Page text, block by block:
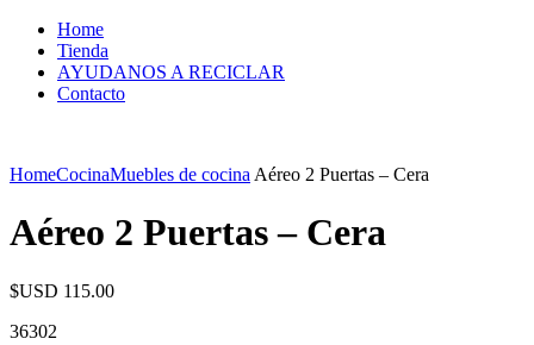
Home
Tienda
AYUDANOS A RECICLAR
Contacto
HomeCocinaMuebles de cocina Aéreo 2 Puertas – Cera
Aéreo 2 Puertas – Cera
$USD 115.00
36302